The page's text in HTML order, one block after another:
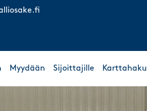
Myydään Sijoittajille Karttahaku